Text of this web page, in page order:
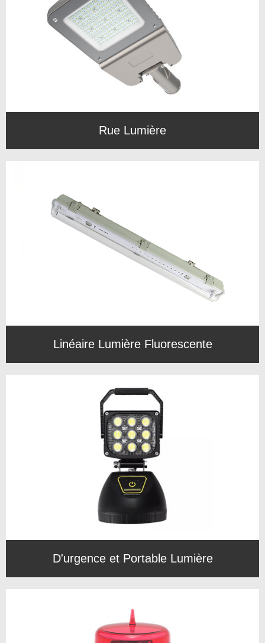
Rue Lumière
Linéaire Lumière Fluorescente
D'urgence et Portable Lumière